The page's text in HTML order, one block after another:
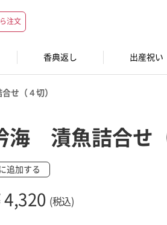
注文
香典返し 出産祝い
せ（４切）
海 漬魚詰合せ
追加する
4,320 (税込)